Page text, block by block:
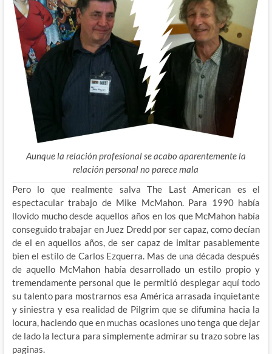
Aunque la relación profesional se acabo aparentemente la
relación personal no parece mala
Pero lo que realmente salva The Last American es el
espectacular trabajo de Mike McMahon. Para 1990 había
llovido mucho desde aquellos años en los que McMahon había
conseguido trabajar en Juez Dredd por ser capaz, como decían
de el en aquellos años, de ser capaz de imitar pasablemente
bien el estilo de Carlos Ezquerra. Mas de una década después
de aquello McMahon había desarrollado un estilo propio y
tremendamente personal que le permitió desplegar aquí todo
su talento para mostrarnos esa América arrasada inquietante
y siniestra y esa realidad de Pilgrim que se difumina hacia la
locura, haciendo que en muchas ocasiones uno tenga que dejar
de lado la lectura para simplemente admirar su trazo sobre las
paginas.